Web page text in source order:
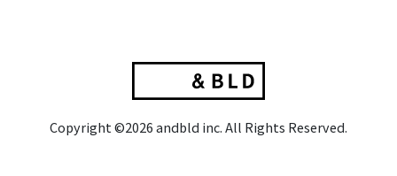
Copyright ©2026 andbld inc. All Rights Reserved.